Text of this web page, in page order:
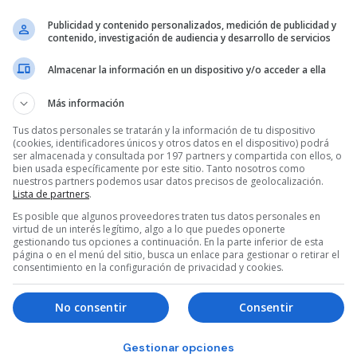
Publicidad y contenido personalizados, medición de publicidad y
contenido, investigación de audiencia y desarrollo de servicios
Almacenar la información en un dispositivo y/o acceder a ella
Más información
Tus datos personales se tratarán y la información de tu dispositivo
(cookies, identificadores únicos y otros datos en el dispositivo) podrá
ser almacenada y consultada por 197 partners y compartida con ellos, o
bien usada específicamente por este sitio. Tanto nosotros como
nuestros partners podemos usar datos precisos de geolocalización.
Lista de partners.
Es posible que algunos proveedores traten tus datos personales en
virtud de un interés legítimo, algo a lo que puedes oponerte
gestionando tus opciones a continuación. En la parte inferior de esta
página o en el menú del sitio, busca un enlace para gestionar o retirar el
consentimiento en la configuración de privacidad y cookies.
Consentir
No consentir
Gestionar opciones